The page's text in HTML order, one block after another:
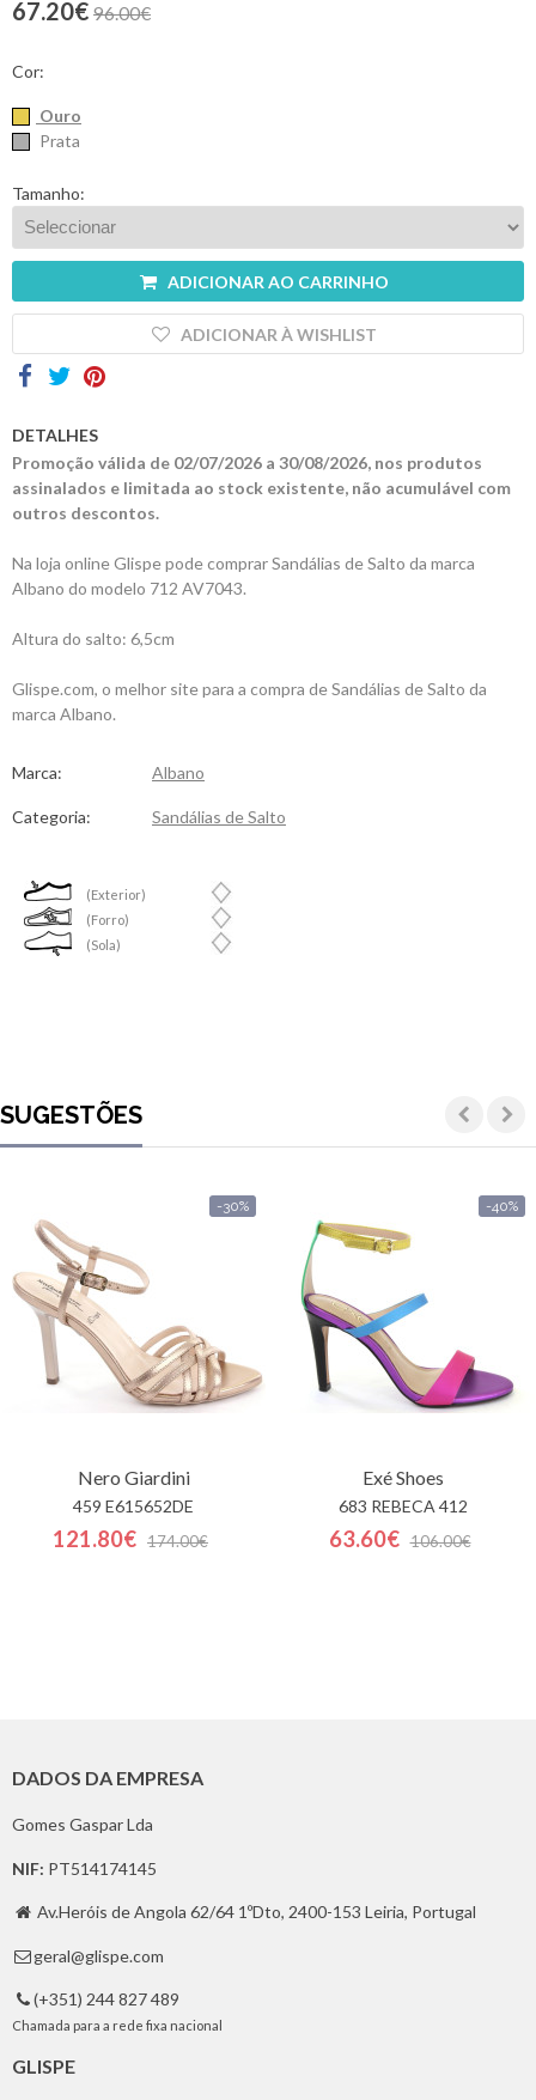
67.20€ 96.00€
Cor:
Ouro
Prata
Tamanho:
ADICIONAR AO CARRINHO
ADICIONAR À WISHLIST
DETALHES
Promoção válida de 02/07/2026 a 30/08/2026, nos produtos
assinalados e limitada ao stock existente, não acumulável com
outros descontos.
Na loja online Glispe pode comprar Sandálias de Salto da marca
Albano do modelo 712 AV7043.
Altura do salto: 6,5cm
Glispe.com, o melhor site para a compra de Sandálias de Salto da
marca Albano.
Marca: Albano
Categoria: Sandálias de Salto
(Exterior)
(Forro)
(Sola)
SUGESTÕES
-30%
Nero Giardini
459 E615652DE
121.80€ 174.00€
-40%
Exé Shoes
683 REBECA 412
63.60€ 106.00€
DADOS DA EMPRESA
Gomes Gaspar Lda
NIF: PT514174145
 Av.Heróis de Angola 62/64 1ºDto, 2400-153 Leiria, Portugal
 geral@glispe.com
 (+351) 244 827 489
Chamada para a rede fixa nacional
GLISPE